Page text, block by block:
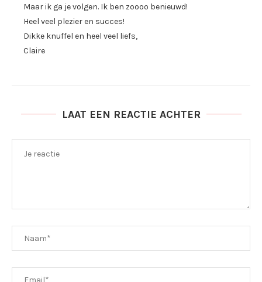
Maar ik ga je volgen. Ik ben zoooo benieuwd!
Heel veel plezier en succes!
Dikke knuffel en heel veel liefs,
Claire
LAAT EEN REACTIE ACHTER